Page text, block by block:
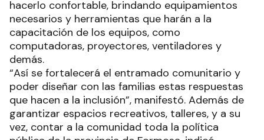
hacerlo confortable, brindando equipamientos
necesarios y herramientas que harán a la
capacitación de los equipos, como
computadoras, proyectores, ventiladores y
demás.
“Así se fortalecerá el entramado comunitario y
poder diseñar con las familias estas respuestas
que hacen a la inclusión”, manifestó. Además de
garantizar espacios recreativos, talleres, y a su
vez, contar a la comunidad toda la política